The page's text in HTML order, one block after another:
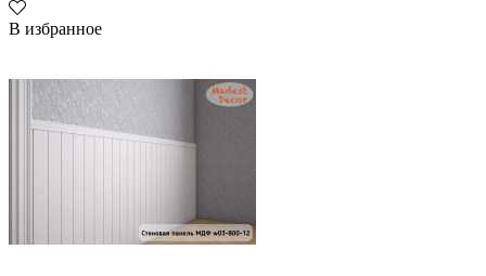
В избранное